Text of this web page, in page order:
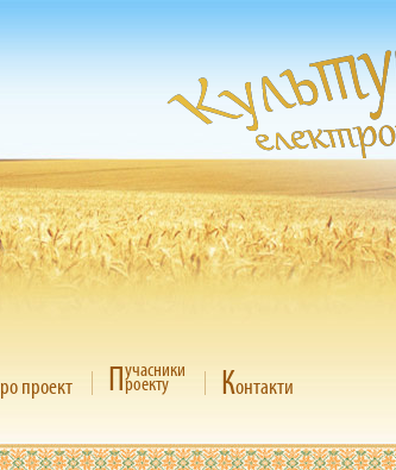
ро проект Пучасники
роекту Контакти